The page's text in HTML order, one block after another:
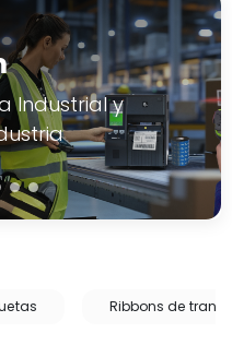
Industrial y
Ribbons de